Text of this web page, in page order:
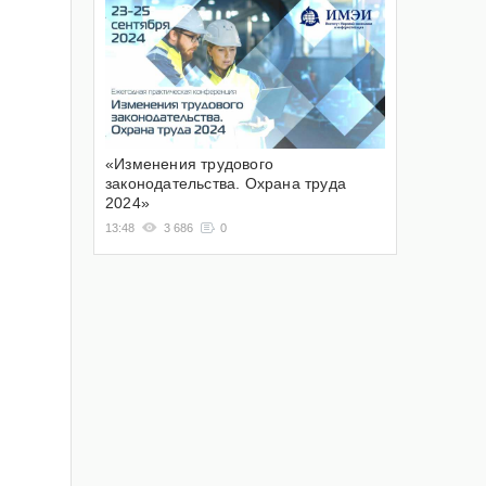
«Изменения трудового
законодательства. Охрана труда
2024»
13:48 3 686 0